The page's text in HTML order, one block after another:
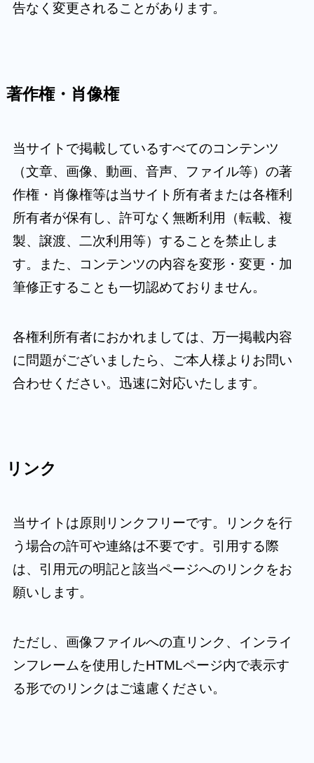
告なく変更されることがあります。
著作権・肖像権
当サイトで掲載しているすべてのコンテンツ
（文章、画像、動画、音声、ファイル等）の著
作権・肖像権等は当サイト所有者または各権利
所有者が保有し、許可なく無断利用（転載、複
製、譲渡、二次利用等）することを禁止しま
す。また、コンテンツの内容を変形・変更・加
筆修正することも一切認めておりません。
各権利所有者におかれましては、万一掲載内容
に問題がございましたら、ご本人様よりお問い
合わせください。迅速に対応いたします。
リンク
当サイトは原則リンクフリーです。リンクを行
う場合の許可や連絡は不要です。引用する際
は、引用元の明記と該当ページへのリンクをお
願いします。
ただし、画像ファイルへの直リンク、インライ
ンフレームを使用したHTMLページ内で表示す
る形でのリンクはご遠慮ください。